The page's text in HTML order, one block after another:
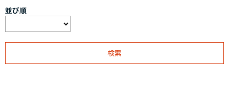
並び順